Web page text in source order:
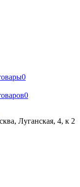
0
0
Луганская, 4, к 2